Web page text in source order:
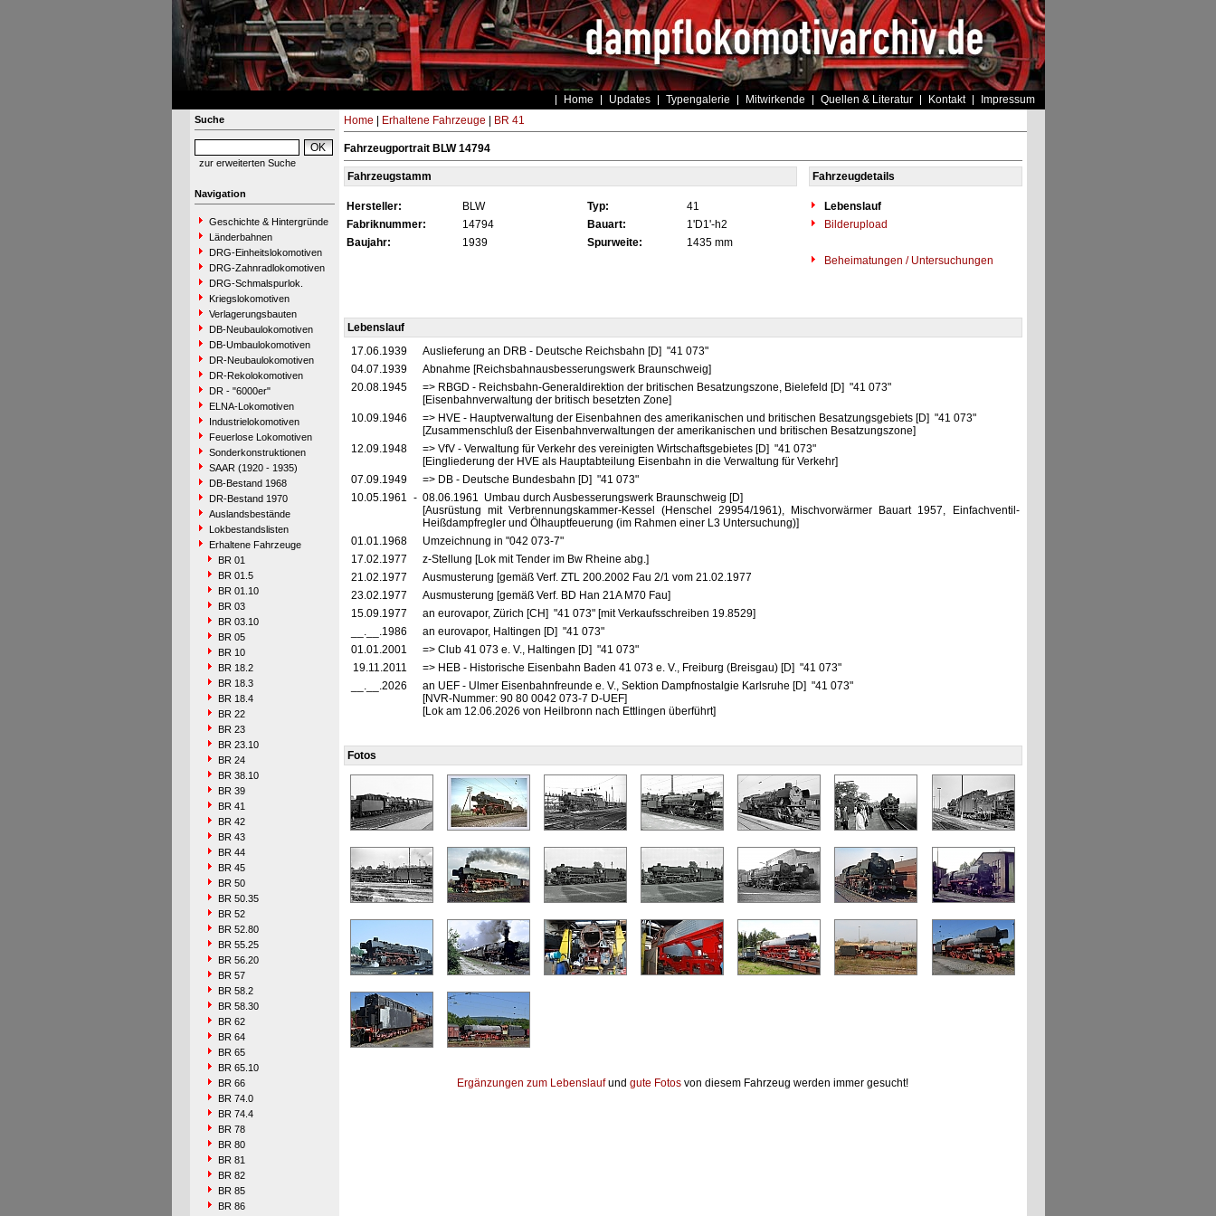
Home Updates Typengalerie Mitwirkende Quellen & Literatur Kontakt Impressum
Suche
zur erweiterten Suche
Navigation
Geschichte & Hintergründe
Länderbahnen
DRG-Einheitslokomotiven
DRG-Zahnradlokomotiven
DRG-Schmalspurlok.
Kriegslokomotiven
Verlagerungsbauten
DB-Neubaulokomotiven
DB-Umbaulokomotiven
DR-Neubaulokomotiven
DR-Rekolokomotiven
DR - "6000er"
ELNA-Lokomotiven
Industrielokomotiven
Feuerlose Lokomotiven
Sonderkonstruktionen
SAAR (1920 - 1935)
DB-Bestand 1968
DR-Bestand 1970
Auslandsbestände
Lokbestandslisten
Erhaltene Fahrzeuge
BR 01
BR 01.5
BR 01.10
BR 03
BR 03.10
BR 05
BR 10
BR 18.2
BR 18.3
BR 18.4
BR 22
BR 23
BR 23.10
BR 24
BR 38.10
BR 39
BR 41
BR 42
BR 43
BR 44
BR 45
BR 50
BR 50.35
BR 52
BR 52.80
BR 55.25
BR 56.20
BR 57
BR 58.2
BR 58.30
BR 62
BR 64
BR 65
BR 65.10
BR 66
BR 74.0
BR 74.4
BR 78
BR 80
BR 81
BR 82
BR 85
BR 86
Home Erhaltene Fahrzeuge BR 41
Fahrzeugportrait BLW 14794
Fahrzeugstamm Fahrzeugdetails
Hersteller: BLW Typ: 41
Lebenslauf
Fabriknummer:
14794 Bauart: 1'D1'-h2
Bilderupload
Baujahr:
1939 Spurweite:
1435 mm
Beheimatungen / Untersuchungen
Lebenslauf
17.06.1939
Auslieferung an DRB - Deutsche Reichsbahn [D] "41 073"
04.07.1939
Abnahme [Reichsbahnausbesserungswerk Braunschweig]
20.08.1945
=> RBGD - Reichsbahn-Generaldirektion der britischen Besatzungszone, Bielefeld [D] "41 073"
[Eisenbahnverwaltung der britisch besetzten Zone]
10.09.1946
=> HVE - Hauptverwaltung der Eisenbahnen des amerikanischen und britischen Besatzungsgebiets [D] "41 073"
[Zusammenschluß der Eisenbahnverwaltungen der amerikanischen und britischen Besatzungszone]
12.09.1948
=> VfV - Verwaltung für Verkehr des vereinigten Wirtschaftsgebietes [D] "41 073"
[Eingliederung der HVE als Hauptabteilung Eisenbahn in die Verwaltung für Verkehr]
07.09.1949
=> DB - Deutsche Bundesbahn [D] "41 073"
10.05.1961 - 08.06.1961 Umbau durch Ausbesserungswerk Braunschweig [D]
[Ausrüstung mit Verbrennungskammer-Kessel (Henschel 29954/1961), Mischvorwärmer Bauart 1957, Einfachventil-
Heißdampfregler und Ölhauptfeuerung (im Rahmen einer L3 Untersuchung)]
01.01.1968
Umzeichnung in "042 073-7"
17.02.1977
z-Stellung [Lok mit Tender im Bw Rheine abg.]
21.02.1977
Ausmusterung [gemäß Verf. ZTL 200.2002 Fau 2/1 vom 21.02.1977
23.02.1977
Ausmusterung [gemäß Verf. BD Han 21A M70 Fau]
15.09.1977
an eurovapor, Zürich [CH] "41 073" [mit Verkaufsschreiben 19.8529]
__.__.1986
an eurovapor, Haltingen [D] "41 073"
01.01.2001
=> Club 41 073 e. V., Haltingen [D] "41 073"
19.11.2011
=> HEB - Historische Eisenbahn Baden 41 073 e. V., Freiburg (Breisgau) [D] "41 073"
__.__.2026
an UEF - Ulmer Eisenbahnfreunde e. V., Sektion Dampfnostalgie Karlsruhe [D] "41 073"
[NVR-Nummer: 90 80 0042 073-7 D-UEF]
[Lok am 12.06.2026 von Heilbronn nach Ettlingen überführt]
Fotos
Ergänzungen zum Lebenslaufund gute Fotos von diesem Fahrzeug werden immer gesucht!